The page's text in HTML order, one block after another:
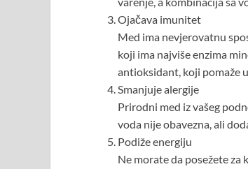
Ojačava imunitet
Med ima nevjerovatnu
koji ima najviše enzima
antioksidant, koji pomaže
Smanjuje alergije
Prirodni med iz vašeg
voda nije obavezna, ali
Podiže energiju
Ne morate da posežete